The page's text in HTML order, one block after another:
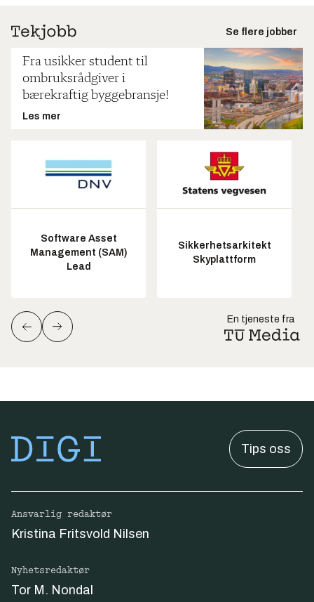
Se flere jobber
Fra usikker student til
ombruksrådgiver i
bærekraftig byggebransje!
Les mer
Software Asset
Management (SAM)
Lead
Sikkerhetsarkitekt
Skyplattform
En tjeneste fra
Tips oss
Ansvarlig redaktør
Kristina Fritsvold Nilsen
Nyhetsredaktør
Tor M. Nondal